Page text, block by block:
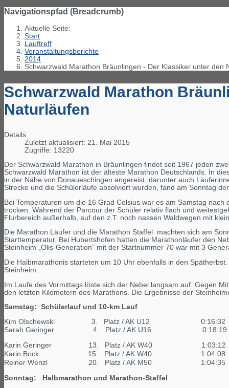
Navigationspfad (Breadcrumb)
Aktuelle Seite:
Start
Lauftreff
Veranstaltungsberichte
2014
Schwarzwald Marathon Bräunlingen - Der Klassiker unter den
Schwarzwald Marathon
Naturläufen
Details
Zuletzt aktualisiert: 21. Mai 2015
Zugriffe: 13220
Der Schwarzwald Marathon in Bräunlingen findet seit 1967 jeden
Schwarzwald Marathon ist der älteste Marathon Deutschlands. In
in der Nähe von Donaueschingen angereist, darunter auch
Strecke und die Schülerläufe absolviert wurden, fand am Sonntag
Bei Temperaturen um die 16 Grad Celsius war es am Samstag
trocken. Während der Parcour der Schüler relativ flach und
Flurbereich außerhalb, auf den z.T. noch nassen Waldwegen mit
Die Marathon Läufer und die Marathon Staffel machten sich am
Starttemperatur. Bei Hubertshofen hatten die Marathonläufer den
Steinheim „Olis-Generation“ mit der Startnummer 70 war mit 3
Die Halbmarathonis starteten um 10 Uhr ebenfalls in den
Steinheim.
Im Laufe des Vormittags löste sich der Nebel langsam auf. Gegen
den letzten Kilometern des Marathons. Die Ergebnisse der
Samstag: Schülerlauf und 10-km Lauf
Kim Olschewski 3. Platz / AK U12
Sarah Geringer 4. Platz / AK U16
Karin Geringer 13. Platz / AK W40
Karin Bock 15. Platz / AK W40
Reiner Wenzl 20. Platz / AK M50
Sonntag: Halbmarathon und Marathon-Staffel